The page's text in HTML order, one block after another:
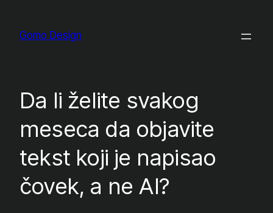
content
Gomo Design
Da li želite svakog
meseca da objavite
tekst koji je napisao
čovek, a ne AI?